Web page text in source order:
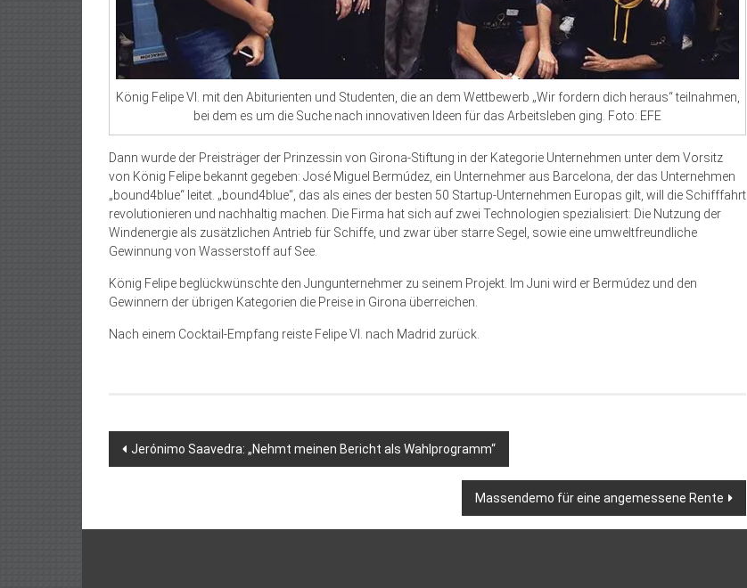
König Felipe VI. mit den Abiturienten und Studenten, die an dem Wettbewerb „Wir fordern dich heraus“ teilnahmen,
bei dem es um die Suche nach innovativen Ideen für das Arbeitsleben ging. Foto: EFE
Dann wurde der Preisträger der Prinzessin von Girona-Stiftung in der Kategorie Unternehmen unter dem Vorsitz
von König Felipe bekannt gegeben: José Miguel Bermúdez, ein Unternehmer aus Barcelona, der das Unternehmen
„bound4blue“ leitet. „bound4blue“, das als eines der besten 50 Startup-Unternehmen Europas gilt, will die Schifffahrt
revolutionieren und nachhaltig machen. Die Firma hat sich auf zwei Technologien spezialisiert: Die Nutzung der
Windenergie als zusätzlichen Antrieb für Schiffe, und zwar über starre Segel, sowie eine umweltfreundliche
Gewinnung von Wasserstoff auf See.
König Felipe beglückwünschte den Jungunternehmer zu seinem Projekt. Im Juni wird er Bermúdez und den
Gewinnern der übrigen Kategorien die Preise in Girona überreichen.
Nach einem Cocktail-Empfang reiste Felipe VI. nach Madrid zurück.
Beitragsnavigation
Jerónimo Saavedra: „Nehmt meinen Bericht als Wahlprogramm“
Massendemo für eine angemessene Rente